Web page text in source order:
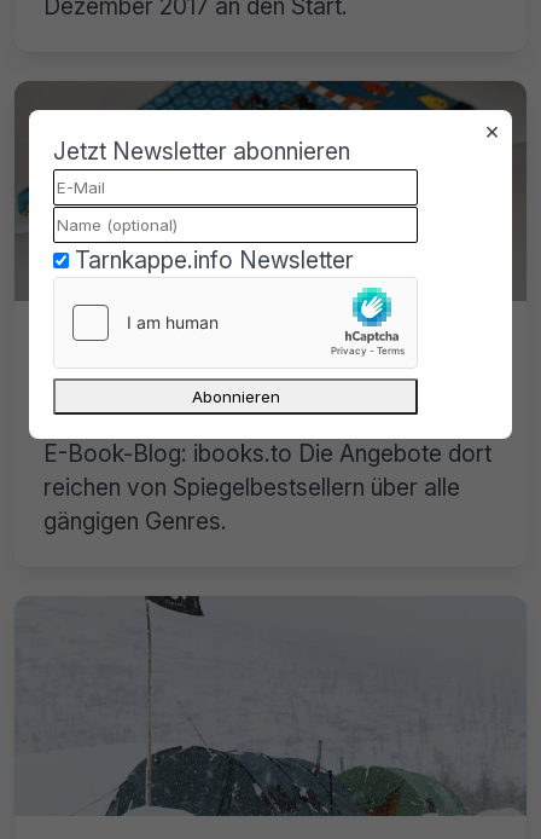
Dezember 2017 an den Start.
Mit ibooks.to geht neuer illegaler E-
Book-Blog an den Start
Ende November startete ein neuer illegaler
E-Book-Blog: ibooks.to Die Angebote dort
reichen von Spiegelbestsellern über alle
gängigen Genres.
×
Jetzt Newsletter abonnieren
Tarnkappe.info Newsletter